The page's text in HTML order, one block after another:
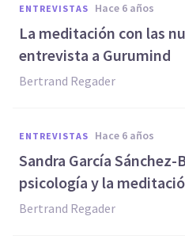
ENTREVISTAS hace 6 años
La meditación con las
entrevista a Gurumind
Bertrand Regader
ENTREVISTAS hace 6 años
Sandra García
psicología y la
Bertrand Regader